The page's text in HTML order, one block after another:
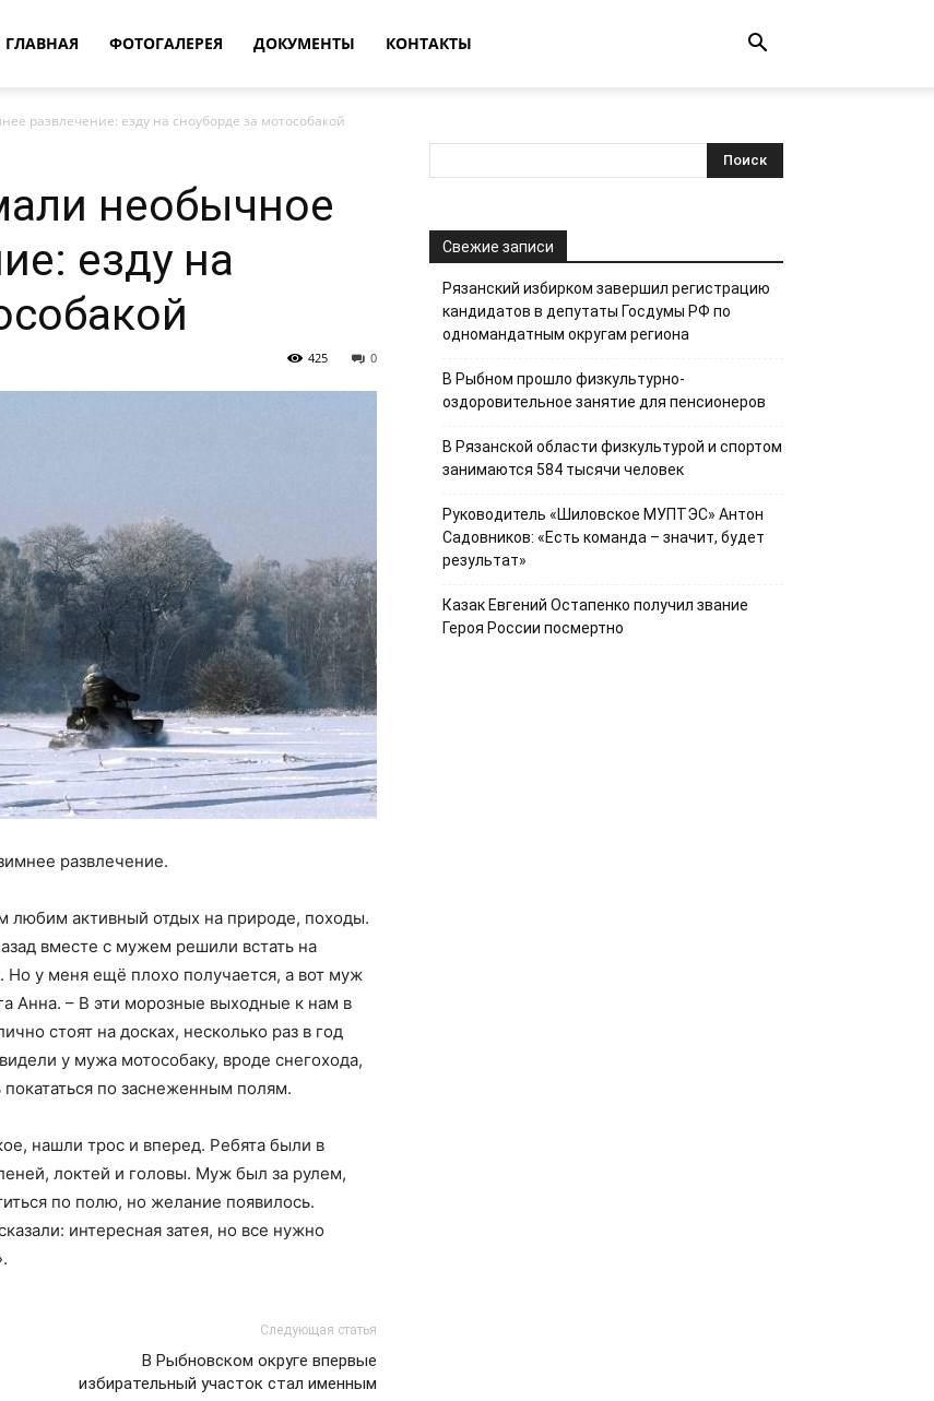
ГЛАВНАЯ ФОТОГАЛЕРЕЯ ДОКУМЕНТЫ КОНТАКТЫ
развлечение: езду на сноуборде за мотособакой
необычное
езду на
0
425
развлечение.
активный отдых на природе, походы.
вместе с мужем решили встать на
Но у меня ещё плохо получается, а вот муж
Анна. – В эти морозные выходные к нам в
стоят на досках, несколько раз в год
у мужа мотособаку, вроде снегохода,
по заснеженным полям.
нашли трос и вперед. Ребята были в
локтей и головы. Муж был за рулем,
по полю, но желание появилось.
интересная затея, но все нужно
Следующая статья
В Рыбновском округе впервые
избирательный участок стал именным
Свежие записи
Рязанский избирком завершил регистрацию
кандидатов в депутаты Госдумы РФ по
одномандатным округам региона
В Рыбном прошло физкультурно-
оздоровительное занятие для пенсионеров
В Рязанской области физкультурой и спортом
занимаются 584 тысячи человек
Руководитель «Шиловское МУПТЭС» Антон
Садовников: «Есть команда – значит, будет
результат»
Казак Евгений Остапенко получил звание
Героя России посмертно